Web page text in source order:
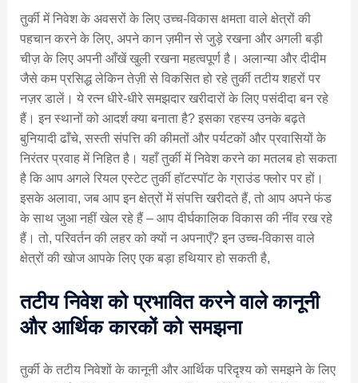
तुर्की में निवेश के अवसरों के लिए उच्च-विकास क्षमता वाले क्षेत्रों की
पहचान करने के लिए, अपने कान ज़मीन से जुड़े रखना और अगली बड़ी
चीज़ के लिए अपनी आँखें खुली रखना महत्वपूर्ण है। अलान्या और दीदीम
जैसे कम प्रसिद्ध लेकिन तेज़ी से विकसित हो रहे तुर्की तटीय शहरों पर
नज़र डालें। ये रत्न धीरे-धीरे समझदार खरीदारों के लिए पसंदीदा बन रहे
हैं। इन स्थानों को आदर्श क्या बनाता है? इसका रहस्य उनके बढ़ते
बुनियादी ढाँचे, सस्ती संपत्ति की कीमतों और पर्यटकों और प्रवासियों के
निरंतर प्रवाह में निहित है। यहाँ तुर्की में निवेश करने का मतलब हो सकता
है कि आप अगले रियल एस्टेट तुर्की हॉटस्पॉट के ग्राउंड फ्लोर पर हों।
इसके अलावा, जब आप इन क्षेत्रों में संपत्ति खरीदते हैं, तो आप अपने फंड
के साथ जुआ नहीं खेल रहे हैं – आप दीर्घकालिक विकास की नींव रख रहे
हैं। तो, परिवर्तन की लहर को क्यों न अपनाएँ? इन उच्च-विकास वाले
क्षेत्रों की खोज आपके लिए एक बड़ा हथियार हो सकती है,
तटीय निवेश को प्रभावित करने वाले कानूनी
और आर्थिक कारकों को समझना
तुर्की के तटीय निवेशों के कानूनी और आर्थिक परिदृश्य को समझने के लिए